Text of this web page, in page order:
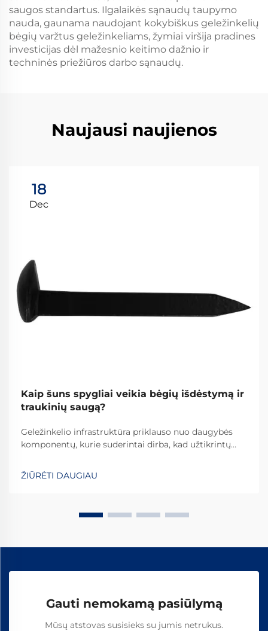
saugos standartus. Ilgalaikės sąnaudų taupymo
nauda, gaunama naudojant kokybiškus geležinkelių
bėgių varžtus geležinkeliams, žymiai viršija pradines
investicijas dėl mažesnio keitimo dažnio ir
techninės priežiūros darbo sąnaudų.
Naujausi naujienos
18
Dec
Kaip šuns spygliai veikia bėgių išdėstymą ir
traukinių saugą?
Geležinkelio infrastruktūra priklauso nuo daugybės
komponentų, kurie suderintai dirba, kad užtikrintų
elementų, šuns kablį sudaro vienas pagrindinių, tačiau
dažnai nepakankamai vertinamų tvirtinimo sistemų,
ŽIŪRĖTI DAUGIAU
Gauti nemokamą pasiūlymą
Mūsų atstovas susisieks su jumis netrukus.